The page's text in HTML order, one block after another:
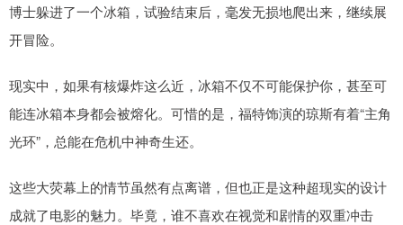
博士躲进了一个冰箱，试验结束后，毫发无损地爬出来，继续展
开冒险。
现实中，如果有核爆炸这么近，冰箱不仅不可能保护你，甚至可
能连冰箱本身都会被熔化。可惜的是，福特饰演的琼斯有着“主角
光环”，总能在危机中神奇生还。
这些大荧幕上的情节虽然有点离谱，但也正是这种超现实的设计
成就了电影的魅力。毕竟，谁不喜欢在视觉和剧情的双重冲击